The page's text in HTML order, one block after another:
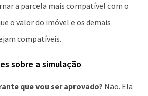
a parcela mais compatível com o
o valor do imóvel e os demais
compatíveis.
sobre a simulação
que vou ser aprovado? Não. Ela